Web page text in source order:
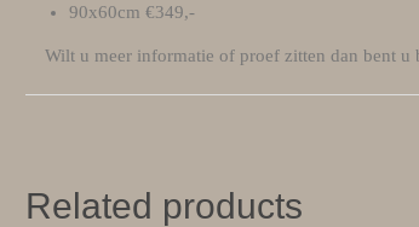
90x60cm €349,-
Wilt u meer informatie of proef zitten dan bent
Related products